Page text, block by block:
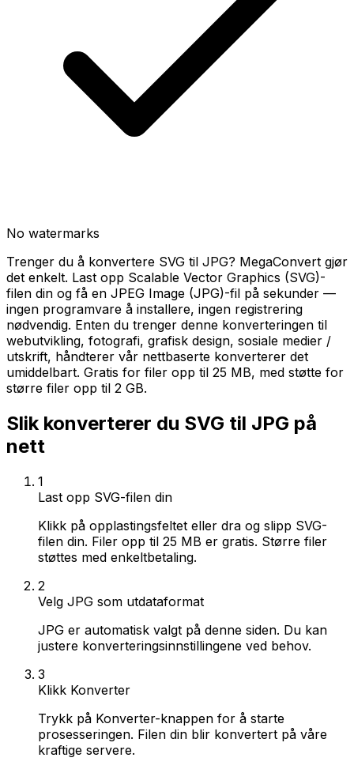
No watermarks
Trenger du å konvertere SVG til JPG? MegaConvert gjør
det enkelt. Last opp Scalable Vector Graphics (SVG)-
filen din og få en JPEG Image (JPG)-fil på sekunder —
ingen programvare å installere, ingen registrering
nødvendig. Enten du trenger denne konverteringen til
webutvikling, fotografi, grafisk design, sosiale medier /
utskrift, håndterer vår nettbaserte konverterer det
umiddelbart. Gratis for filer opp til 25 MB, med støtte for
større filer opp til 2 GB.
Slik konverterer du SVG til JPG på
nett
1
Last opp SVG-filen din
Klikk på opplastingsfeltet eller dra og slipp SVG-
filen din. Filer opp til 25 MB er gratis. Større filer
støttes med enkeltbetaling.
2
Velg JPG som utdataformat
JPG er automatisk valgt på denne siden. Du kan
justere konverteringsinnstillingene ved behov.
3
Klikk Konverter
Trykk på Konverter-knappen for å starte
prosesseringen. Filen din blir konvertert på våre
kraftige servere.